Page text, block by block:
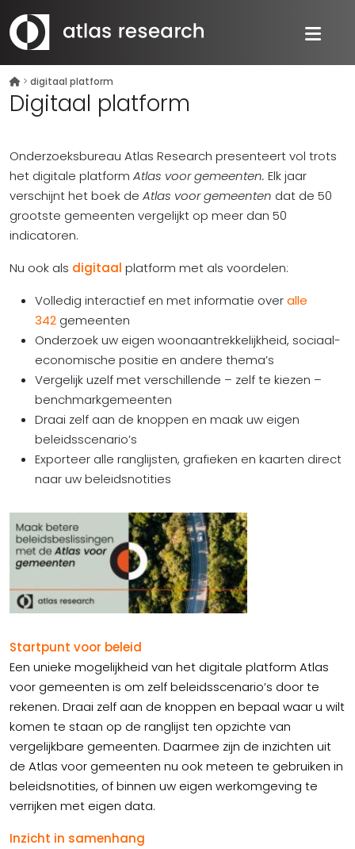
> digitaal platform
Digitaal platform
Onderzoeksbureau Atlas Research presenteert vol trots
het digitale platform Atlas voor gemeenten. Elk jaar
verschijnt het boek de Atlas voor gemeenten dat de 50
grootste gemeenten vergelijkt op meer dan 50
indicatoren.
Nu ook als digitaal platform met als voordelen:
Volledig interactief en met informatie overalle
342 gemeenten
Onderzoek uw eigen woonaantrekkelijkheid, sociaal-
economische positie en andere thema’s
Vergelijk uzelf met verschillende – zelf te kiezen –
benchmarkgemeenten
Draai zelf aan de knoppen en maak uw eigen
beleidsscenario’s
Exporteer alle ranglijsten, grafieken en kaarten direct
naar uw beleidsnotities
Startpunt voor beleid
Een unieke mogelijkheid van het digitale platform Atlas
voor gemeenten is om zelf beleidsscenario’s door te
rekenen. Draai zelf aan de knoppen en bepaal waar u wilt
komen te staan op de ranglijst ten opzichte van
vergelijkbare gemeenten. Daarmee zijn de inzichten uit
de Atlas voor gemeenten nu ook meteen te gebruiken in
beleidsnotities, of binnen uw eigen werkomgeving te
verrijken met eigen data.
Inzicht in samenhang